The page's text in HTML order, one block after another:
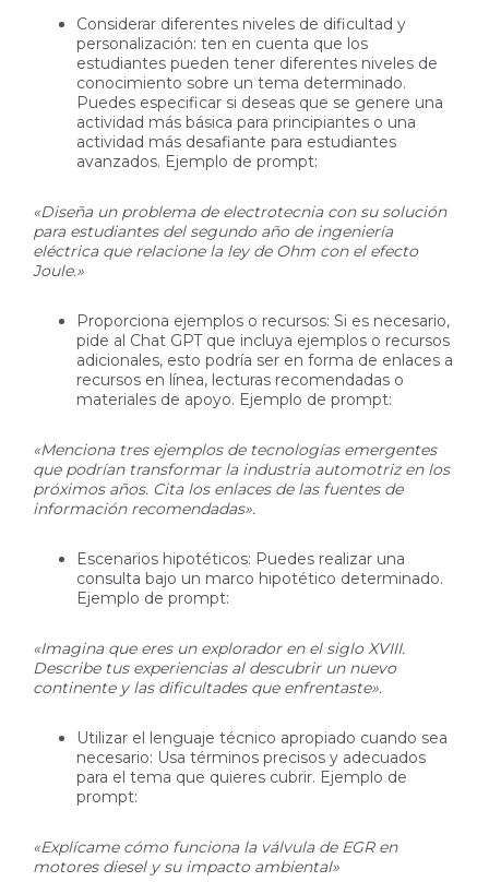
Considerar diferentes niveles de dificultad y
personalización: ten en cuenta que los
estudiantes pueden tener diferentes niveles de
conocimiento sobre un tema determinado.
Puedes especificar si deseas que se genere una
actividad más básica para principiantes o una
actividad más desafiante para estudiantes
avanzados. Ejemplo de prompt:
«Diseña un problema de electrotecnia con su solución
para estudiantes del segundo año de ingeniería
eléctrica que relacione la ley de Ohm con el efecto
Joule.»
Proporciona ejemplos o recursos: Si es necesario,
pide al Chat GPT que incluya ejemplos o recursos
adicionales, esto podría ser en forma de enlaces a
recursos en línea, lecturas recomendadas o
materiales de apoyo. Ejemplo de prompt:
«Menciona tres ejemplos de tecnologías emergentes
que podrían transformar la industria automotriz en los
próximos años. Cita los enlaces de las fuentes de
información recomendadas».
Escenarios hipotéticos: Puedes realizar una
consulta bajo un marco hipotético determinado.
Ejemplo de prompt:
«Imagina que eres un explorador en el siglo XVIII.
Describe tus experiencias al descubrir un nuevo
continente y las dificultades que enfrentaste».
Utilizar el lenguaje técnico apropiado cuando sea
necesario: Usa términos precisos y adecuados
para el tema que quieres cubrir. Ejemplo de
prompt:
«Explícame cómo funciona la válvula de EGR en
motores diesel y su impacto ambiental»